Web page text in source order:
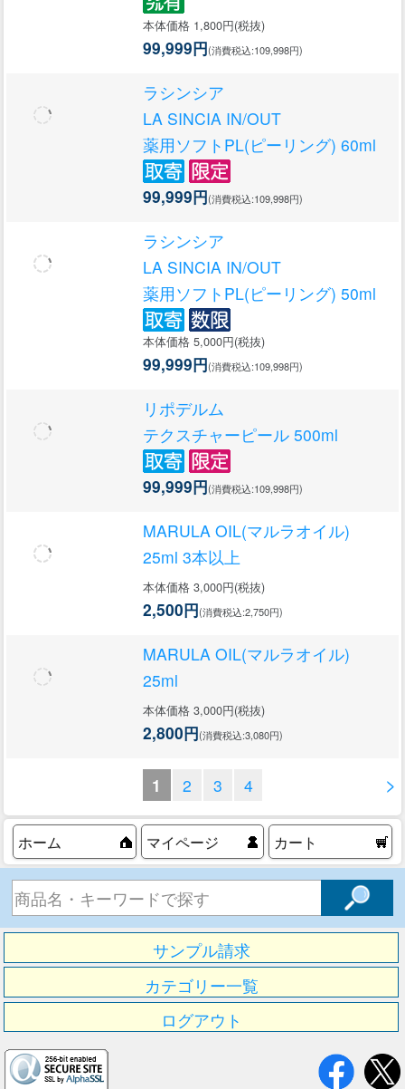
本体価格 1,800円(税抜)
99,999円(消費税込:109,998円)
ラシンシア
LA SINCIA IN/OUT
薬用ソフトPL(ピーリング) 60ml
99,999円(消費税込:109,998円)
ラシンシア
LA SINCIA IN/OUT
薬用ソフトPL(ピーリング) 50ml
本体価格 5,000円(税抜)
99,999円(消費税込:109,998円)
リポデルム
テクスチャーピール 500ml
99,999円(消費税込:109,998円)
MARULA OIL(マルラオイル)
25ml 3本以上
本体価格 3,000円(税抜)
2,500円(消費税込:2,750円)
MARULA OIL(マルラオイル)
25ml
本体価格 3,000円(税抜)
2,800円(消費税込:3,080円)
>
1 2 3 4
ホーム マイページ カート
サンプル請求
カテゴリー一覧
ログアウト